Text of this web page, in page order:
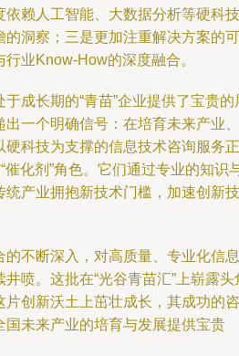
赖人工智能、大数据分析等硬科技
洞察；三是更加注重解决方案的可
业Know-How的深度融合。
成长期的“青苗”企业提供了宝贵的
一个明确信号：在培育未来产业、
科技为支撑的信息技术咨询服务正
催化剂”角色。它们通过专业的知识
产业拥抱新技术门槛，加速创新技
不断深入，对高质量、专业化信息
喷。这批在“光谷青苗汇”上崭露头
创新沃土上茁壮成长，其成功的咨
未来产业的培育与发展提供宝贵